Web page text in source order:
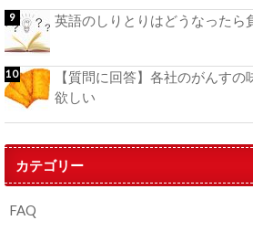
英語のしりとりはどうなったら
【質問に回答】各社のがんす
欲しい
カテゴリー
FAQ